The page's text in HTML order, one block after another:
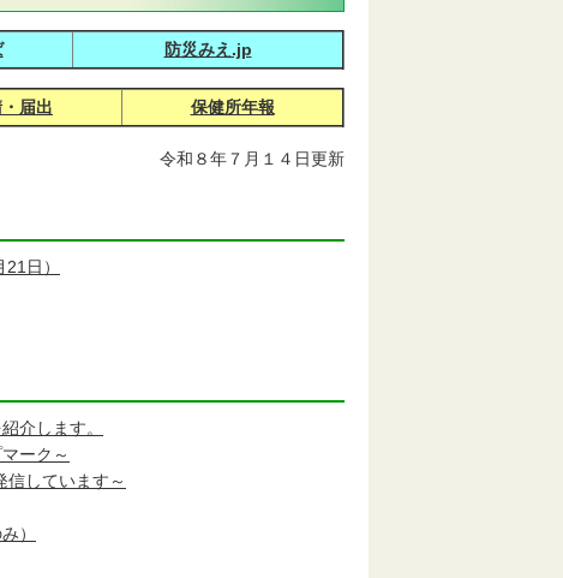
防災みえ.jp
届出 保健所年報
令和８年７月１４日更新
日）
介します。
ーク～
しています～
）